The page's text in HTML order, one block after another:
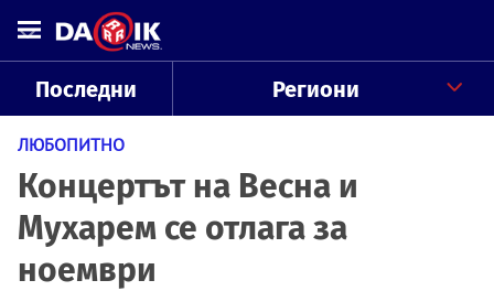
Последни Региони
ЛЮБОПИТНО
Концертът на Весна и
Мухарем се отлага за
ноември